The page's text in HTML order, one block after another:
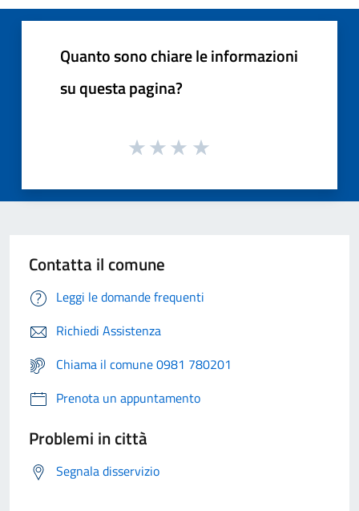
Quanto sono chiare le informazioni
su questa pagina?
Contatta il comune
Leggi le domande frequenti
Richiedi Assistenza
Chiama il comune 0981 780201
Prenota un appuntamento
Problemi in città
Segnala disservizio